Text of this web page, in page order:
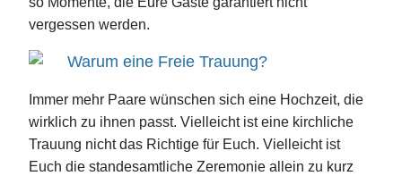
vergessen werden.
Warum eine Freie Trauung?
Immer mehr Paare wünschen sich eine Hochzeit, die
wirklich zu ihnen passt. Vielleicht ist eine kirchliche
Trauung nicht das Richtige für Euch. Vielleicht ist
Euch die standesamtliche Zeremonie allein zu kurz